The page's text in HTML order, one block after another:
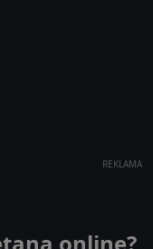
REKLAMA